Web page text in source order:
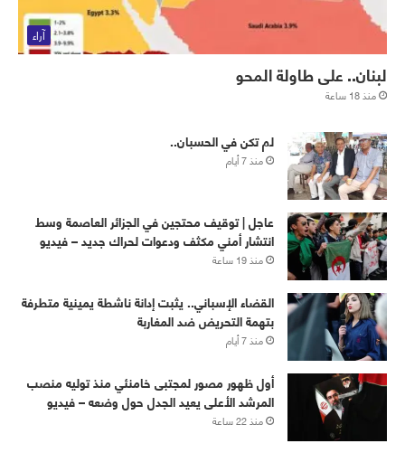
آراء
لبنان.. على طاولة المحو
منذ 18 ساعة
لم تكن في الحسبان..
منذ 7 أيام
عاجل | توقيف محتجين في الجزائر العاصمة وسط
انتشار أمني مكثف ودعوات لحراك جديد – فيديو
منذ 19 ساعة
القضاء الإسباني.. يثبت إدانة ناشطة يمينية متطرفة
بتهمة التحريض ضد المغاربة
منذ 7 أيام
أول ظهور مصور لمجتبى خامنئي منذ توليه منصب
المرشد الأعلى يعيد الجدل حول وضعه – فيديو
منذ 22 ساعة